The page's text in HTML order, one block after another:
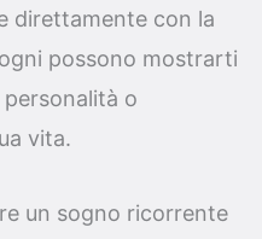
direttamente con la
possono mostrarti
o
vita.
un sogno ricorrente